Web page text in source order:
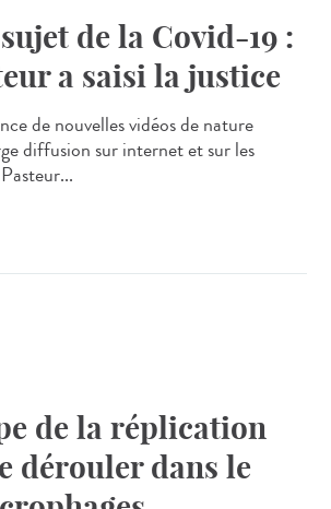
de la Covid-19 :
a saisi la justice
de nouvelles vidéos de nature
diffusion sur internet et sur les
de la réplication
dérouler dans le